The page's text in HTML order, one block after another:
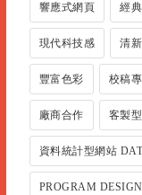
響應式網頁 經
現代科技感 清
豐富色彩 校稿
廠商合作 客製
資料統計型網站
PROGRAM